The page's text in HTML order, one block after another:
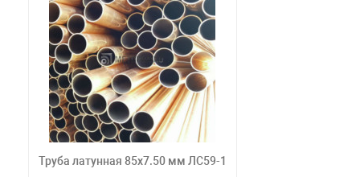
Труба латунная 85х7.50 мм ЛС59-1